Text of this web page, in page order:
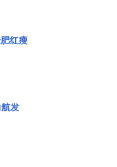
红瘦
发